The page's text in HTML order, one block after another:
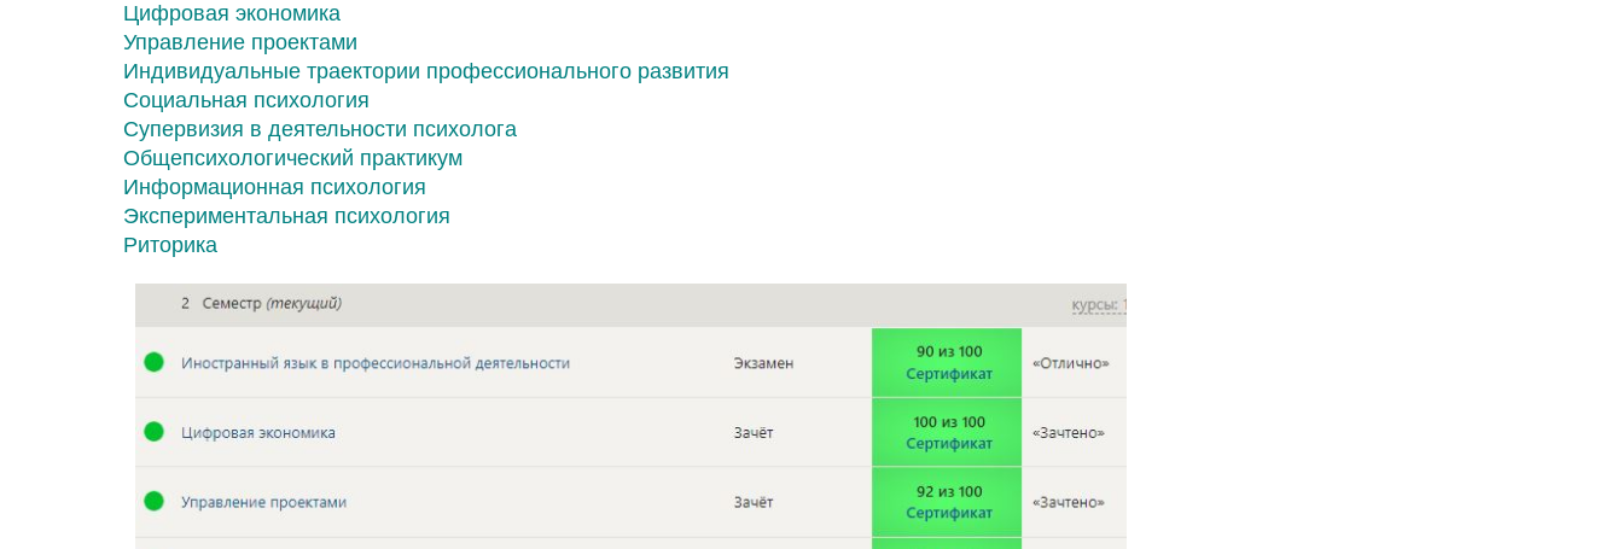
Цифровая экономика
Управление проектами
Индивидуальные траектории профессионального развития
Социальная психология
Супервизия в деятельности психолога
Общепсихологический практикум
Информационная психология
Экспериментальная психология
Риторика